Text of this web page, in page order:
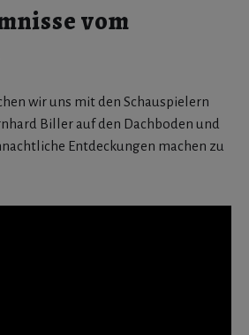
vom
wir uns mit den Schauspielern
Biller auf den Dachboden und
Entdeckungen machen zu